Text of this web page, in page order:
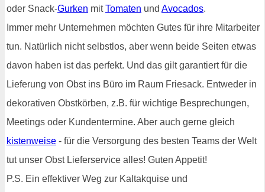
oder Snack-Gurken mitTomaten und Avocados.
Immer mehr Unternehmen möchten Gutes für ihre Mitarbeiter
tun. Natürlich nicht selbstlos, aber wenn beide Seiten etwas
davon haben ist das perfekt. Und das gilt garantiert für die
Lieferung von Obst ins Büro im Raum Friesack. Entweder in
dekorativen Obstkörben, z.B. für wichtige Besprechungen,
Meetings oder Kundentermine. Aber auch gerne gleich
kistenweise - für die Versorgung des besten Teams der Welt
tut unser Obst Lieferservice alles! Guten Appetit!
P.S. Ein effektiver Weg zur Kaltakquise und